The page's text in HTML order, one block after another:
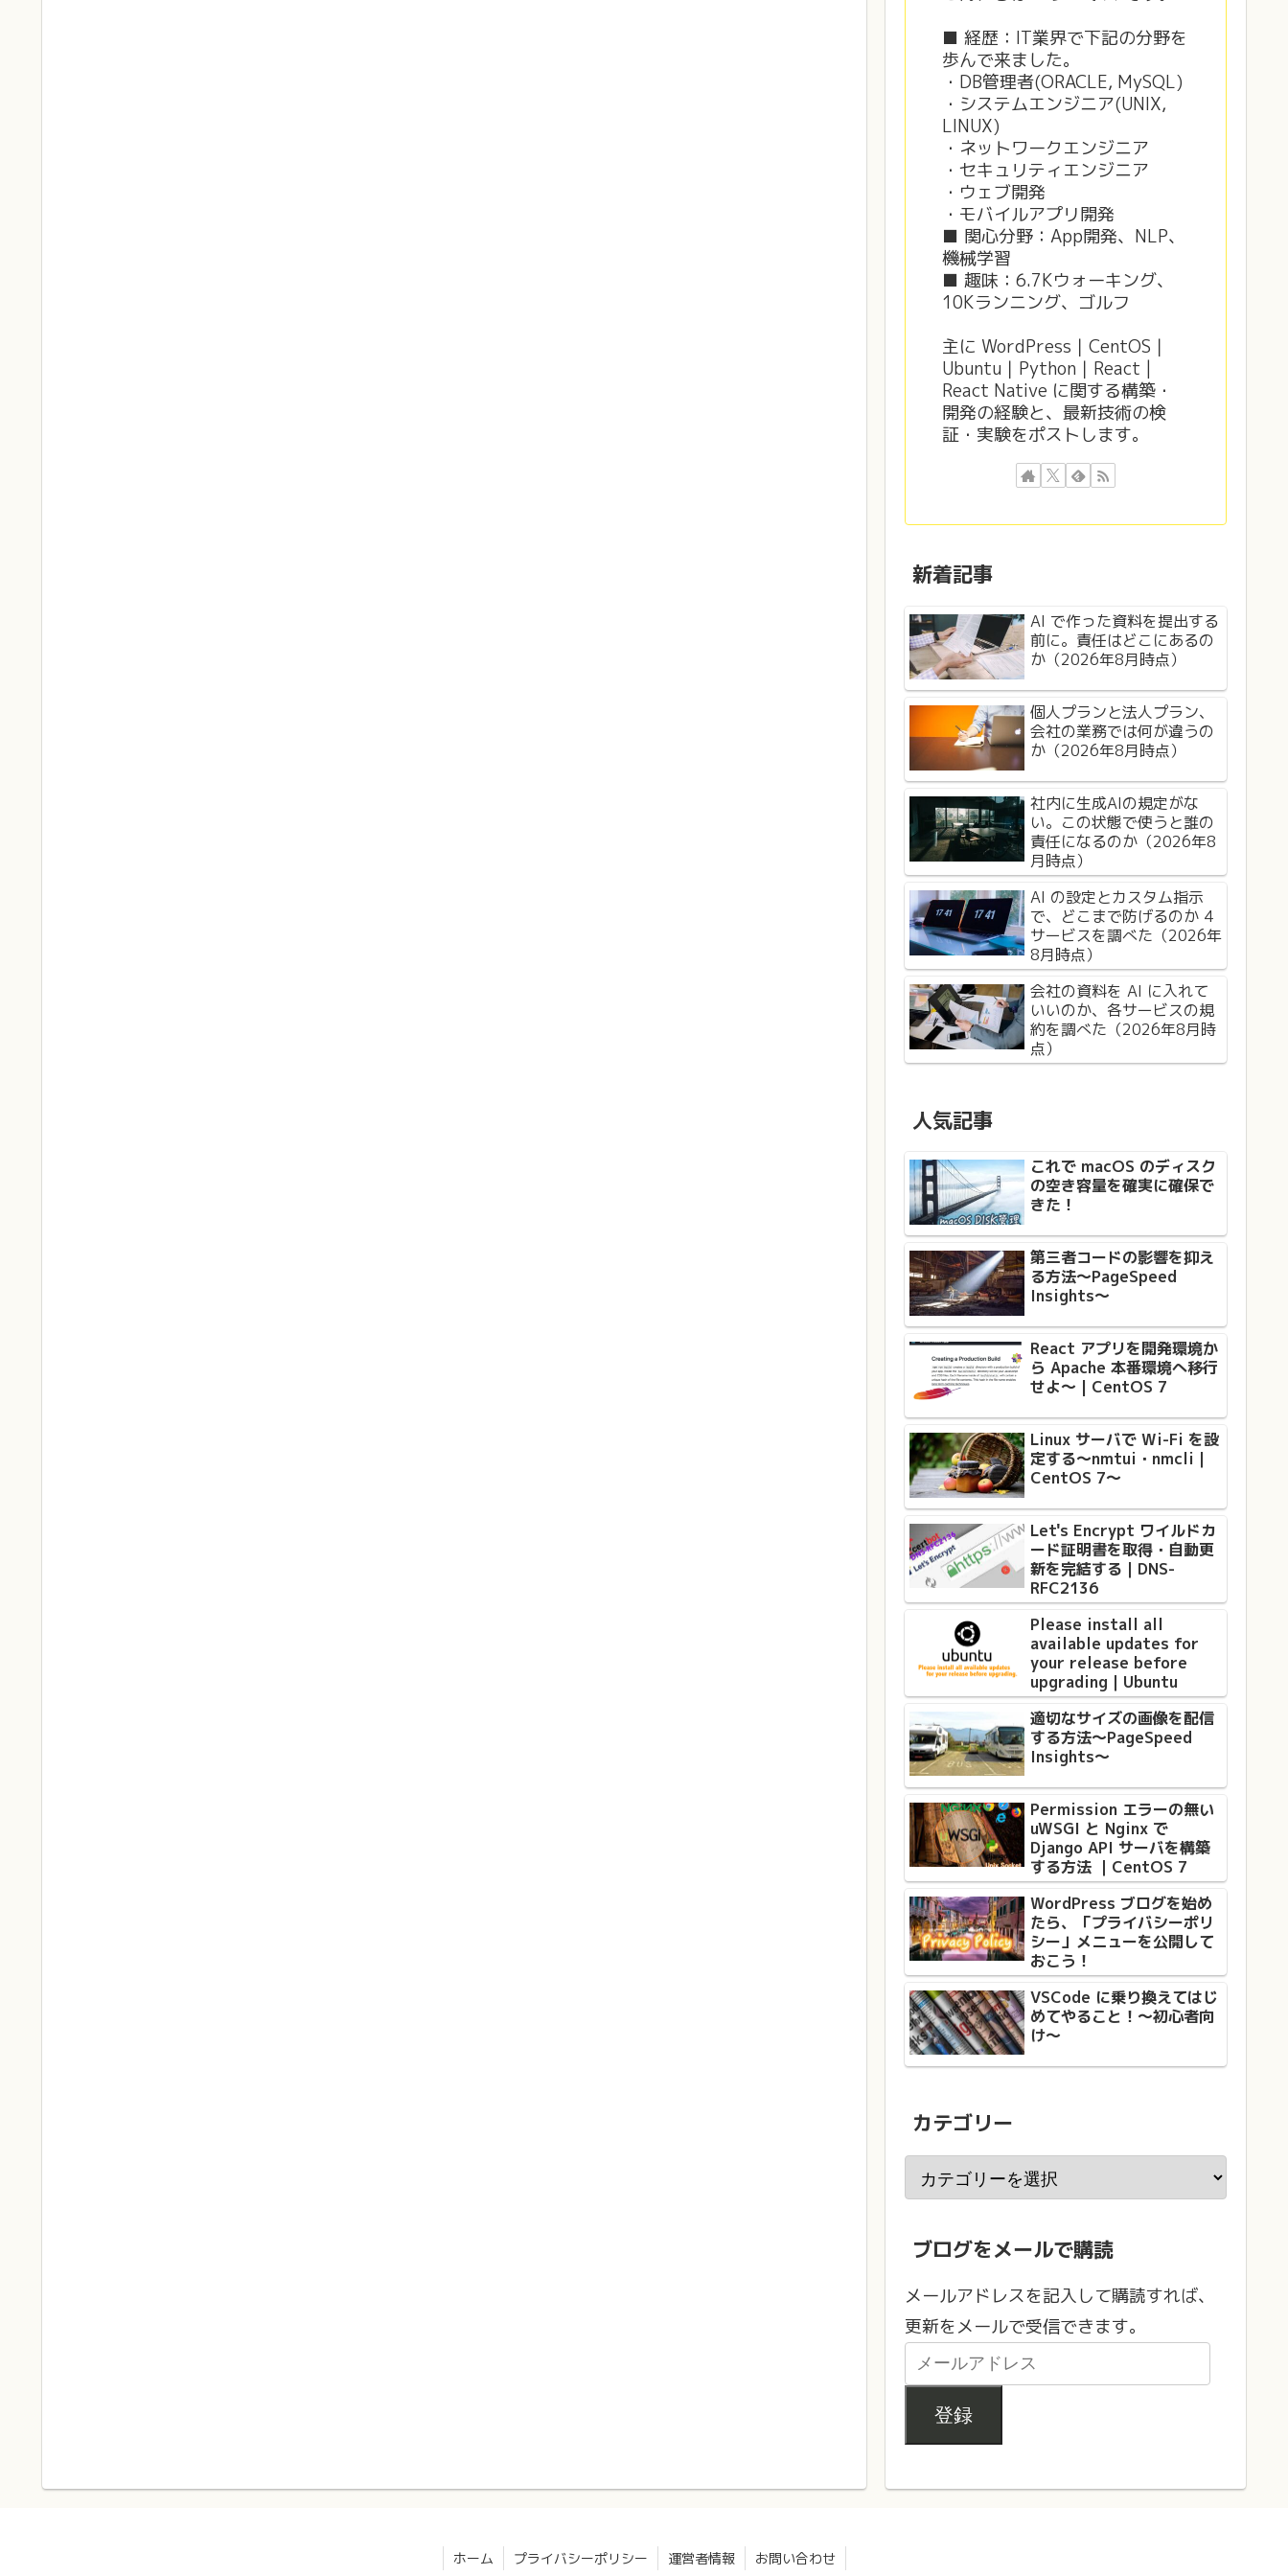
■ 経歴：IT業界で下記の分野を
歩んで来ました。
・DB管理者(ORACLE, MySQL)
・システムエンジニア(UNIX,
LINUX)
・ネットワークエンジニア
・セキュリティエンジニア
・ウェブ開発
・モバイルアプリ開発
■ 関心分野：App開発、NLP、
機械学習
■ 趣味：6.7Kウォーキング、
10Kランニング、ゴルフ
主に WordPress｜CentOS｜
Ubuntu｜Python｜React |
React Native に関する構築・
開発の経験と、最新技術の検
証・実験をポストします。
新着記事
AI で作った資料を提出する
前に。責任はどこにあるの
か（2026年8月時点）
個人プランと法人プラン、
会社の業務では何が違うの
か（2026年8月時点）
社内に生成AIの規定がな
い。この状態で使うと誰の
責任になるのか（2026年8
月時点）
AI の設定とカスタム指示
で、どこまで防げるのか 4
サービスを調べた（2026年
8月時点）
会社の資料を AI に入れて
いいのか、各サービスの規
約を調べた（2026年8月時
点）
人気記事
これで macOS のディスク
の空き容量を確実に確保で
きた！
第三者コードの影響を抑え
る方法〜PageSpeed
Insights〜
React アプリを開発環境か
ら Apache 本番環境へ移行
せよ〜 | CentOS 7
Linux サーバで Wi-Fi を設
定する〜nmtui・nmcli｜
CentOS 7〜
Let's Encrypt ワイルドカ
ード証明書を取得・自動更
新を完結する｜DNS-
RFC2136
Please install all
available updates for
your release before
upgrading｜Ubuntu
適切なサイズの画像を配信
する方法〜PageSpeed
Insights〜
Permission エラーの無い
uWSGI と Nginx で
Django API サーバを構築
する方法 ｜CentOS 7
WordPress ブログを始め
たら、「プライバシーポリ
シー」メニューを公開して
おこう！
VSCode に乗り換えてはじ
めてやること！〜初心者向
け〜
カテゴリー
ブログをメールで購読
メールアドレスを記入して購読すれば、
更新をメールで受信できます。
登録
ホーム プライバシーポリシー 運営者情報 お問い合わせ